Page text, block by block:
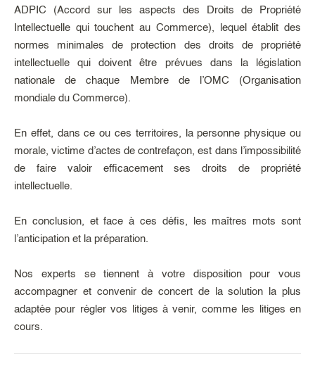
ADPIC (Accord sur les aspects des Droits de Propriété
Intellectuelle qui touchent au Commerce), lequel établit des
normes minimales de protection des droits de propriété
intellectuelle qui doivent être prévues dans la législation
nationale de chaque Membre de l’OMC (Organisation
mondiale du Commerce).
En effet, dans ce ou ces territoires, la personne physique ou
morale, victime d’actes de contrefaçon, est dans l’impossibilité
de faire valoir efficacement ses droits de propriété
intellectuelle.
En conclusion, et face à ces défis, les maîtres mots sont
l’anticipation et la préparation.
Nos experts se tiennent à votre disposition pour vous
accompagner et convenir de concert de la solution la plus
adaptée pour régler vos litiges à venir, comme les litiges en
cours.